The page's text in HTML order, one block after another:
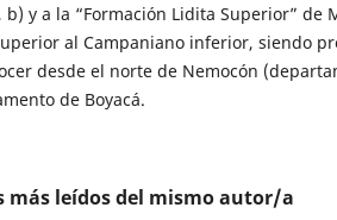
b) y a la “Formación Lidita Superior”
al Campaniano inferior, siendo
desde el norte de Nemocón
de Boyacá.
más leídos del mismo autor/a